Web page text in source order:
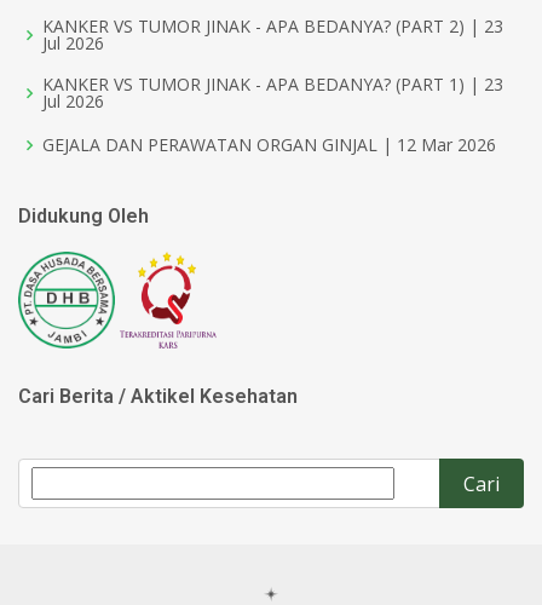
KANKER VS TUMOR JINAK - APA BEDANYA? (PART 2) | 23
Jul 2026
KANKER VS TUMOR JINAK - APA BEDANYA? (PART 1) | 23
Jul 2026
GEJALA DAN PERAWATAN ORGAN GINJAL | 12 Mar 2026
Didukung Oleh
Cari Berita / Aktikel Kesehatan